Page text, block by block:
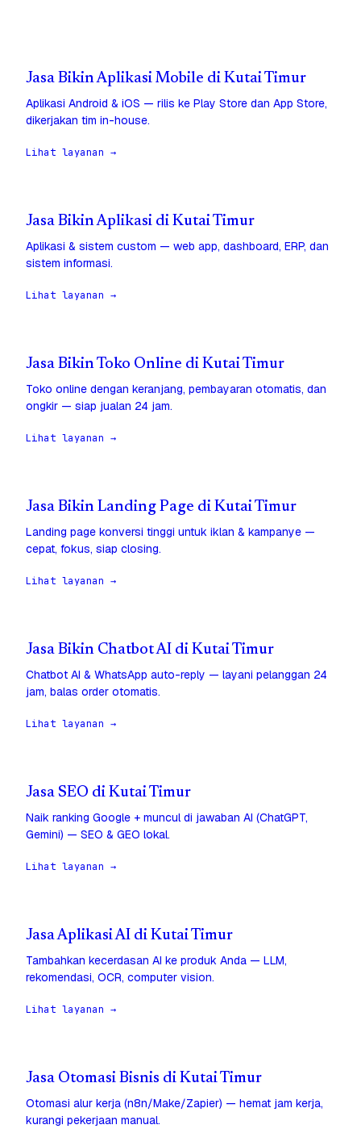
Jasa Bikin Aplikasi Mobile di Kutai Timur
Aplikasi Android & iOS — rilis ke Play Store dan App Store,
dikerjakan tim in-house.
Lihat layanan →
Jasa Bikin Aplikasi di Kutai Timur
Aplikasi & sistem custom — web app, dashboard, ERP, dan
sistem informasi.
Lihat layanan →
Jasa Bikin Toko Online di Kutai Timur
Toko online dengan keranjang, pembayaran otomatis, dan
ongkir — siap jualan 24 jam.
Lihat layanan →
Jasa Bikin Landing Page di Kutai Timur
Landing page konversi tinggi untuk iklan & kampanye —
cepat, fokus, siap closing.
Lihat layanan →
Jasa Bikin Chatbot AI di Kutai Timur
Chatbot AI & WhatsApp auto-reply — layani pelanggan 24
jam, balas order otomatis.
Lihat layanan →
Jasa SEO di Kutai Timur
Naik ranking Google + muncul di jawaban AI (ChatGPT,
Gemini) — SEO & GEO lokal.
Lihat layanan →
Jasa Aplikasi AI di Kutai Timur
Tambahkan kecerdasan AI ke produk Anda — LLM,
rekomendasi, OCR, computer vision.
Lihat layanan →
Jasa Otomasi Bisnis di Kutai Timur
Otomasi alur kerja (n8n/Make/Zapier) — hemat jam kerja,
kurangi pekerjaan manual.